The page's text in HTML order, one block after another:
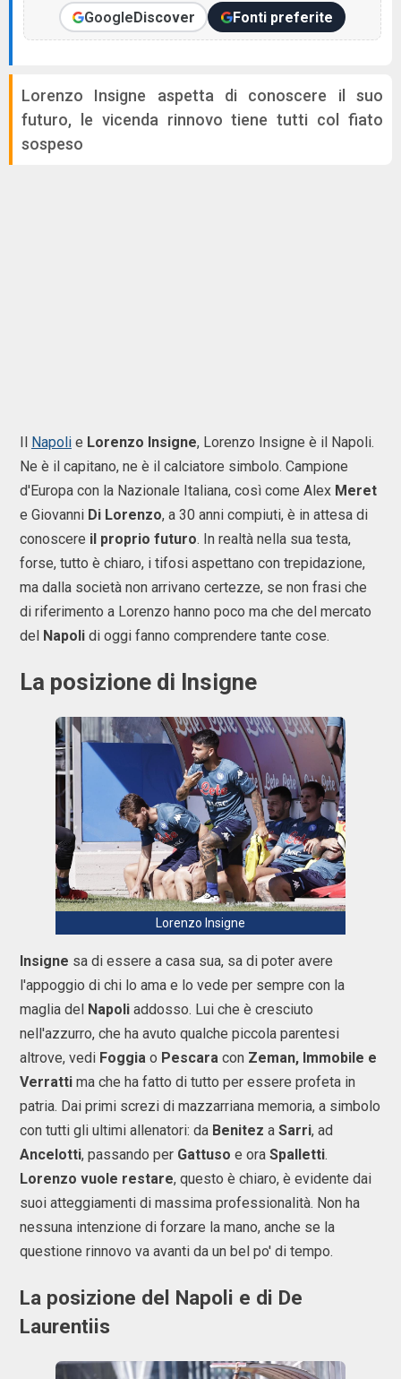
GoogleDiscover Fonti preferite
Lorenzo Insigne aspetta di conoscere il suo
futuro, le vicenda rinnovo tiene tutti col fiato
sospeso
Il Napoli e Lorenzo Insigne, Lorenzo Insigne è il Napoli.
Ne è il capitano, ne è il calciatore simbolo. Campione
d'Europa con la Nazionale Italiana, così come Alex Meret
e Giovanni Di Lorenzo, a 30 anni compiuti, è in attesa di
conoscere il proprio futuro. In realtà nella sua testa,
forse, tutto è chiaro, i tifosi aspettano con trepidazione,
ma dalla società non arrivano certezze, se non frasi che
di riferimento a Lorenzo hanno poco ma che del mercato
del Napoli di oggi fanno comprendere tante cose.
La posizione di Insigne
Lorenzo Insigne
Insigne sa di essere a casa sua, sa di poter avere
l'appoggio di chi lo ama e lo vede per sempre con la
maglia del Napoli addosso. Lui che è cresciuto
nell'azzurro, che ha avuto qualche piccola parentesi
altrove, vedi Foggia o Pescara con Zeman, Immobile e
Verratti ma che ha fatto di tutto per essere profeta in
patria. Dai primi screzi di mazzarriana memoria, a simbolo
con tutti gli ultimi allenatori: da Benitez a Sarri, ad
Ancelotti, passando per Gattuso e ora Spalletti.
Lorenzo vuole restare, questo è chiaro, è evidente dai
suoi atteggiamenti di massima professionalità. Non ha
nessuna intenzione di forzare la mano, anche se la
questione rinnovo va avanti da un bel po' di tempo.
La posizione del Napoli e di De
Laurentiis